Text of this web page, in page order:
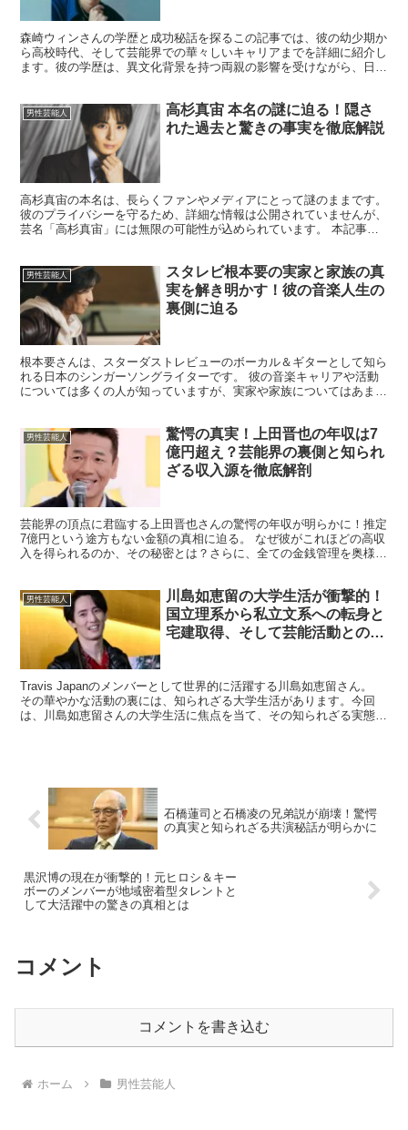
森崎ウィンさんの学歴と成功秘話を探るこの記事では、彼の幼少期か
ら高校時代、そして芸能界での華々しいキャリアまでを詳細に紹介し
ます。彼の学歴は、異文化背景を持つ両親の影響を受けながら、日本
男性芸能人
高杉真宙 本名の謎に迫る！隠さ
れた過去と驚きの事実を徹底解説
高杉真宙の本名は、長らくファンやメディアにとって謎のままです。
彼のプライバシーを守るため、詳細な情報は公開されていませんが、
芸名「高杉真宙」には無限の可能性が込められています。 本記事で
男性芸能人
スタレビ根本要の実家と家族の真
実を解き明かす！彼の音楽人生の
裏側に迫る
根本要さんは、スターダストレビューのボーカル＆ギターとして知ら
れる日本のシンガーソングライターです。 彼の音楽キャリアや活動
については多くの人が知っていますが、実家や家族についてはあまり
男性芸能人
驚愕の真実！上田晋也の年収は7
億円超え？芸能界の裏側と知られ
ざる収入源を徹底解剖
芸能界の頂点に君臨する上田晋也さんの驚愕の年収が明らかに！推定
7億円という途方もない金額の真相に迫る。 なぜ彼がこれほどの高収
入を得られるのか、その秘密とは？さらに、全ての金銭管理を奥様に
男性芸能人
川島如恵留の大学生活が衝撃的！
国立理系から私立文系への転身と
宅建取得、そして芸能活動との両
Travis Japanのメンバーとして世界的に活躍する川島如恵留さん。
その華やかな活動の裏には、知られざる大学生活があります。今回
は、川島如恵留さんの大学生活に焦点を当て、その知られざる実態に
石橋蓮司と石橋凌の兄弟説が崩壊！驚愕
の真実と知られざる共演秘話が明らかに
黒沢博の現在が衝撃的！元ヒロシ＆キー
ボーのメンバーが地域密着型タレントと
して大活躍中の驚きの真相とは
コメント
コメントを書き込む
ホーム 男性芸能人